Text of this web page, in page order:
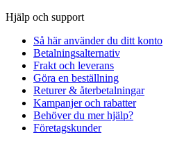
Hjälp och support
Så här använder du ditt konto
Betalningsalternativ
Frakt och leverans
Göra en beställning
Returer & återbetalningar
Kampanjer och rabatter
Behöver du mer hjälp?
Företagskunder